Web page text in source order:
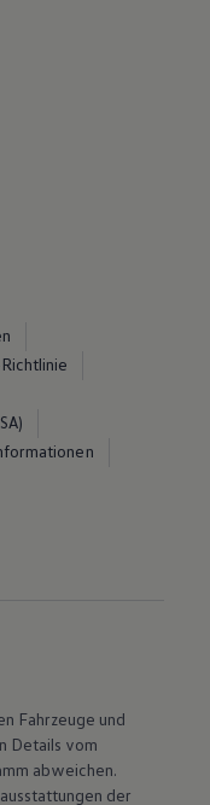
Fahrzeuge und
Details vom
abweichen.
der